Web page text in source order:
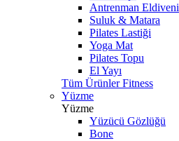
Antrenman Eldiveni
Suluk & Matara
Pilates Lastiği
Yoga Mat
Pilates Topu
El Yayı
Tüm Ürünler Fitness
Yüzme
Yüzme
Yüzücü Gözlüğü
Bone